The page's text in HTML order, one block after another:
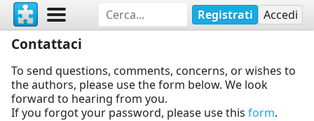
Registrati Accedi
Contattaci
To send questions, comments, concerns, or wishes to
the authors, please use the form below. We look
forward to hearing from you.
If you forgot your password, please use this form.